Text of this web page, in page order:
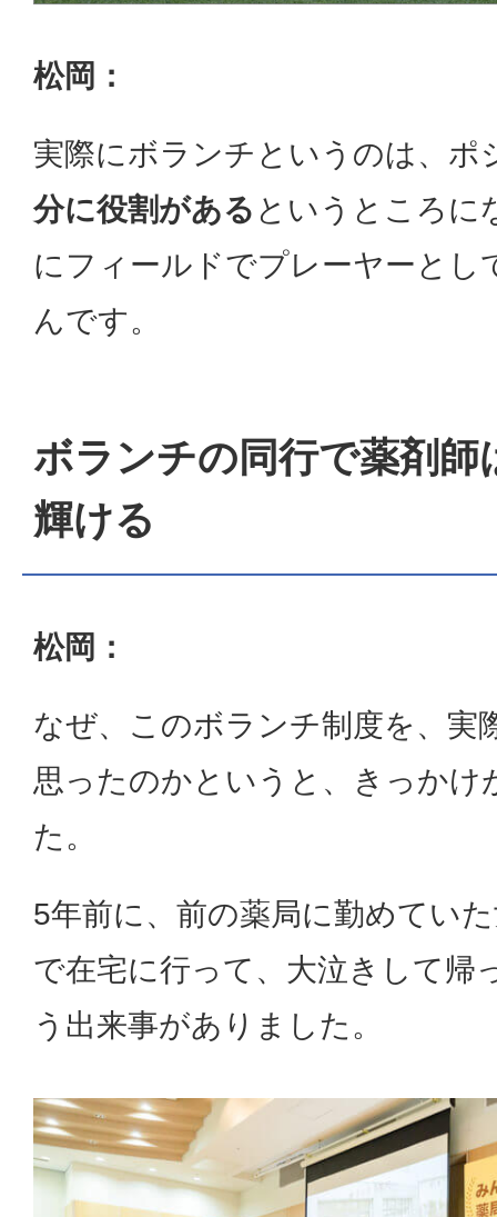
松岡：
実際にボランチというのは、ポ
分に役割がある というところに
にフィールドでプレーヤーとし
んです。
ボランチの同行で薬剤師
輝ける
松岡：
なぜ、このボランチ制度を、実
思ったのかというと、きっかけ
た。
5年前に、前の薬局に勤めてい
で在宅に行って、大泣きして帰
う出来事がありました。